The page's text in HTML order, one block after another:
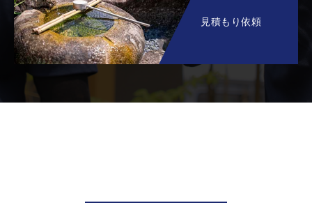
見積もり依頼